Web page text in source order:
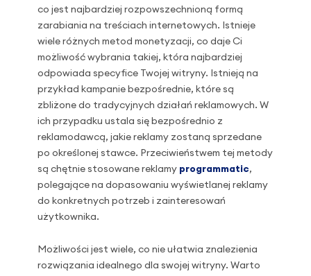
co jest najbardziej rozpowszechnioną formą
zarabiania na treściach internetowych. Istnieje
wiele różnych metod monetyzacji, co daje Ci
możliwość wybrania takiej, która najbardziej
odpowiada specyfice Twojej witryny. Istnieją na
przykład kampanie bezpośrednie, które są
zbliżone do tradycyjnych działań reklamowych. W
ich przypadku ustala się bezpośrednio z
reklamodawcą, jakie reklamy zostaną sprzedane
po określonej stawce. Przeciwieństwem tej metody
są chętnie stosowane reklamy programmatic,
polegające na dopasowaniu wyświetlanej reklamy
do konkretnych potrzeb i zainteresowań
użytkownika.
Możliwości jest wiele, co nie ułatwia znalezienia
rozwiązania idealnego dla swojej witryny. Warto